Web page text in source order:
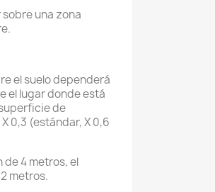
una zona
el suelo dependerá
el lugar donde está
de
0,3 (estándar, X 0,6
4 metros, el
metros.